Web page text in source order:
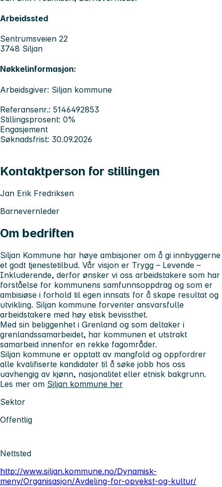
Arbeidssted
Sentrumsveien 22
3748 Siljan
Nøkkelinformasjon:
Arbeidsgiver: Siljan kommune
Referansenr.: 5146492853
Stillingsprosent: 0%
Engasjement
Søknadsfrist: 30.09.2026
Kontaktperson for stillingen
Jan Erik Fredriksen
Barnevernleder
Om bedriften
Siljan Kommune har høye ambisjoner om å gi innbyggerne
et godt tjenestetilbud. Vår visjon er Trygg – Levende –
Inkluderende, derfor ønsker vi oss arbeidstakere som har
forståelse for kommunens samfunnsoppdrag og som er
ambisiøse i forhold til egen innsats for å skape resultat og
utvikling. Siljan kommune forventer ansvarsfulle
arbeidstakere med høy etisk bevissthet.
Med sin beliggenhet i Grenland og som deltaker i
grenlandssamarbeidet, har kommunen et utstrakt
samarbeid innenfor en rekke fagområder.
Siljan kommune er opptatt av mangfold og oppfordrer
alle kvalifiserte kandidater til å søke jobb hos oss
uavhengig av kjønn, nasjonalitet eller etnisk bakgrunn.
Les mer om Siljan kommune her
Sektor
Offentlig
Nettsted
http://www.siljan.kommune.no/Dynamisk-
meny/Organisasjon/Avdeling-for-opvekst-og-kultur/